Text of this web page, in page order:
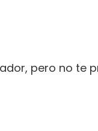
pero no te